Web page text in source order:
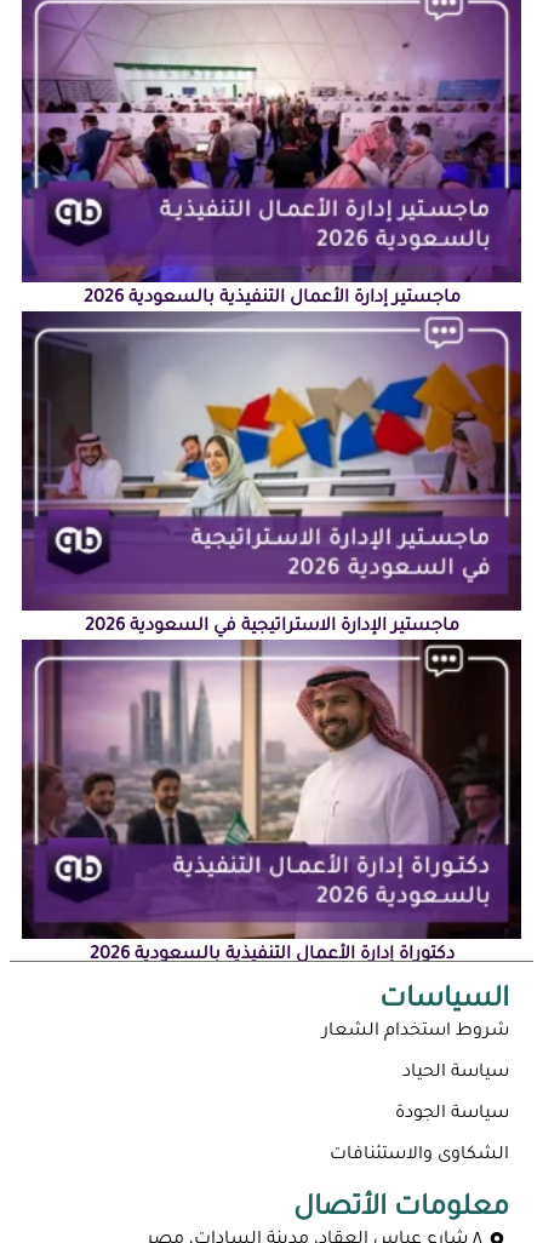
ماجستير إدارة الأعمال التنفيذية بالسعودية 2026
ماجستير الإدارة الاستراتيجية في السعودية 2026
دكتوراة إدارة الأعمال التنفيذية بالسعودية 2026
السياسات
شروط استخدام الشعار
سياسة الحياد
سياسة الجودة
الشكاوى والاستئنافات
معلومات الأتصال